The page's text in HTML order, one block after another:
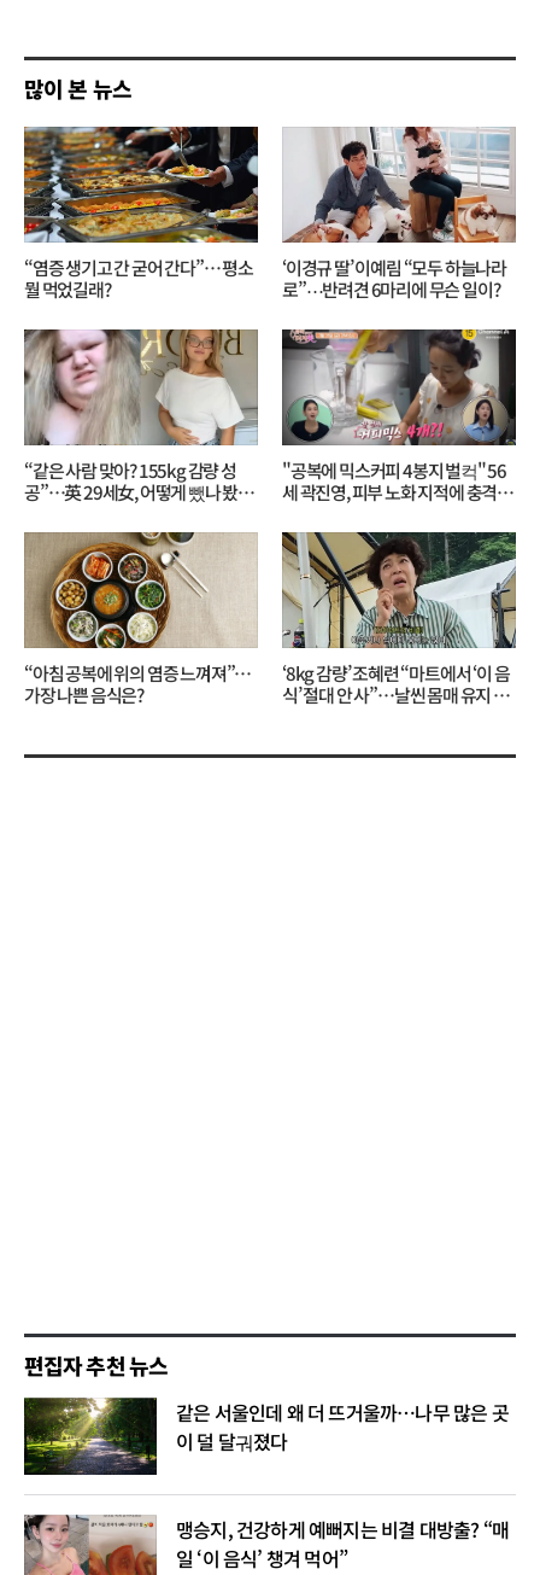
기
많이 본 뉴스
“염증 생기고 간 굳어 간다”… 평소
뭘 먹었길래?
‘이경규 딸’ 이예림 “모두 하늘나라
로”⋯반려견 6마리에 무슨 일이?
“같은 사람 맞아? 155kg 감량 성
공”…英 29세女, 어떻게 뺐나 봤더
"공복에 믹스커피 4봉지 벌컥" 56
세 곽진영, 피부 노화 지적에 충격…
“아침 공복에 위의 염증 느껴져”…
가장 나쁜 음식은?
‘8kg 감량’ 조혜련 “마트에서 ‘이 음
식’ 절대 안 사”…날씬 몸매 유지 비
편집자 추천 뉴스
같은 서울인데 왜 더 뜨거울까…나무 많은 곳
이 덜 달궈졌다
맹승지, 건강하게 예뻐지는 비결 대방출? “매
일 ‘이 음식’ 챙겨 먹어”